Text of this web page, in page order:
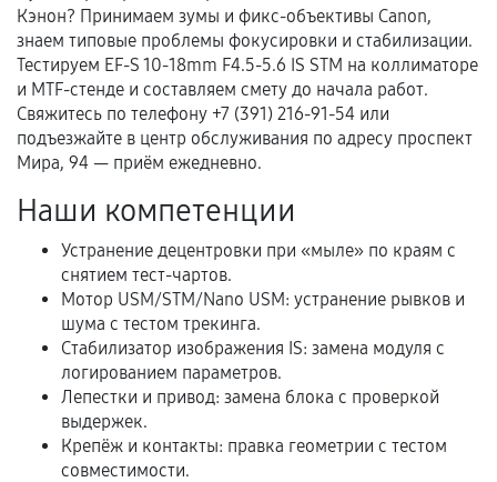
Документы для подтверждения
гарантии
Гарантийный талон.
Акт выполненных работ с датой, перечнем
услуг и сроком гарантии.
Документы на установленные комплектующие
Расширенная гарантия
В некоторых случаях возможно оформление
расширенной гарантии. Стоимость, сроки и
условия продления согласовываются отдельно и
фиксируются в документах.
Кэнон? Принимаем зумы и фикс-объективы Canon,
знаем типовые проблемы фокусировки и стабилизации.
Тестируем EF-S 10-18mm F4.5-5.6 IS STM на коллиматоре
и MTF-стенде и составляем смету до начала работ.
Свяжитесь по телефону +7 (391) 216-91-54 или
подъезжайте в центр обслуживания по адресу проспект
Мира, 94 — приём ежедневно.
Наши компетенции
Устранение децентровки при «мыле» по краям с
снятием тест-чартов.
Мотор USM/STM/Nano USM: устранение рывков и
шума с тестом трекинга.
Стабилизатор изображения IS: замена модуля с
логированием параметров.
Лепестки и привод: замена блока с проверкой
выдержек.
Крепёж и контакты: правка геометрии с тестом
совместимости.